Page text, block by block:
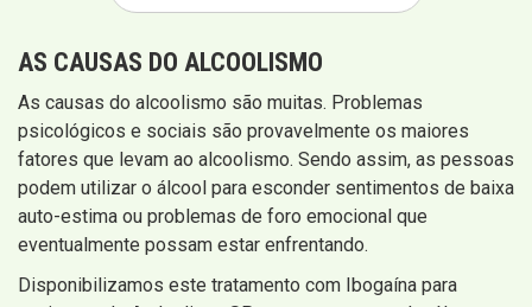
AS CAUSAS DO ALCOOLISMO
As causas do alcoolismo são muitas. Problemas
psicológicos e sociais são provavelmente os maiores
fatores que levam ao alcoolismo. Sendo assim, as pessoas
podem utilizar o álcool para esconder sentimentos de baixa
auto-estima ou problemas de foro emocional que
eventualmente possam estar enfrentando.
Disponibilizamos este tratamento com Ibogaína para